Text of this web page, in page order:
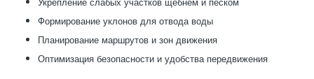
Формирование уклонов для отвода воды
Планирование маршрутов и зон движения
Оптимизация безопасности и удобства передвижения